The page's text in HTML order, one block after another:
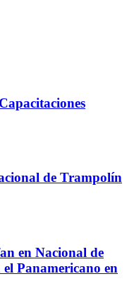
de Trampolín
en Nacional de
Panamericano en